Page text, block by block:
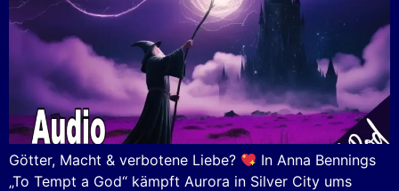
Götter, Macht & verbotene Liebe?
In Anna Bennings
„To Tempt a God“ kämpft Aurora in Silver City ums